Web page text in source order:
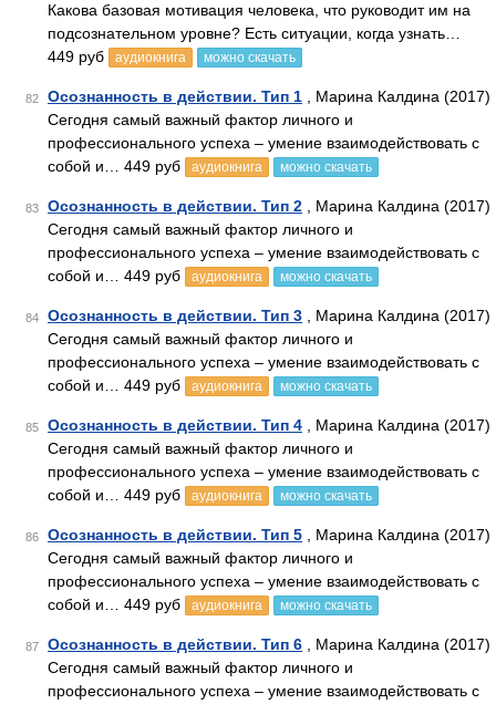
Какова базовая мотивация человека, что руководит им на
подсознательном уровне? Есть ситуации, когда узнать…
449 руб
аудиокнига можно скачать
82 Осознанность в действии. Тип 1 , Марина Калдина (2017)
Сегодня самый важный фактор личного и
профессионального успеха – умение взаимодействовать с
собой и… 449 руб
аудиокнига можно скачать
83 Осознанность в действии. Тип 2 , Марина Калдина (2017)
Сегодня самый важный фактор личного и
профессионального успеха – умение взаимодействовать с
собой и… 449 руб
аудиокнига можно скачать
84 Осознанность в действии. Тип 3 , Марина Калдина (2017)
Сегодня самый важный фактор личного и
профессионального успеха – умение взаимодействовать с
собой и… 449 руб
аудиокнига можно скачать
85 Осознанность в действии. Тип 4 , Марина Калдина (2017)
Сегодня самый важный фактор личного и
профессионального успеха – умение взаимодействовать с
собой и… 449 руб
аудиокнига можно скачать
86 Осознанность в действии. Тип 5 , Марина Калдина (2017)
Сегодня самый важный фактор личного и
профессионального успеха – умение взаимодействовать с
собой и… 449 руб
аудиокнига можно скачать
87 Осознанность в действии. Тип 6 , Марина Калдина (2017)
Сегодня самый важный фактор личного и
профессионального успеха – умение взаимодействовать с